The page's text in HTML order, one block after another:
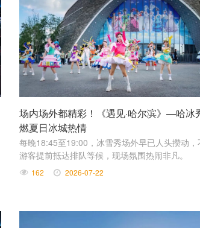
场内场外都精彩！《遇见·哈尔滨》—哈冰
燃夏日冰城热情
每晚18:45至19:00，冰雪秀场外早已人头攒动，
游客提前抵达排队等候，现场氛围热闹非凡。
162 2026-07-22